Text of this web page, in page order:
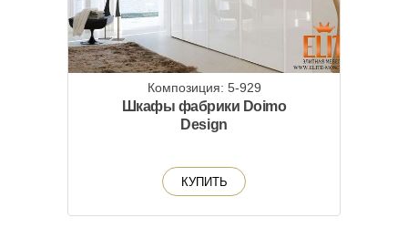
Композиция: 5-929
Шкафы фабрики Doimo
Design
КУПИТЬ